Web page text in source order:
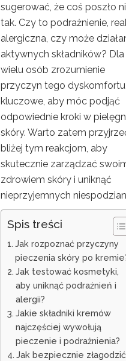
sugerować, że coś poszło
tak. Czy to podrażnienie,
alergiczna, czy może
aktywnych składników? Dla
wielu osób zrozumienie
przyczyn tego
kluczowe, aby móc podjąć
odpowiednie kroki w
skóry. Warto zatem
bliżej tym reakcjom, aby
skutecznie zarządzać
zdrowiem skóry i uniknąć
nieprzyjemnych
Spis treści
Jak rozpoznać przyczyny
pieczenia skóry po
Jak testować kosmetyki,
aby uniknąć podrażnień i
alergii?
Jakie składniki kremów
najczęściej wywołują
pieczenie i podrażnienia?
Jak bezpiecznie złagodzić